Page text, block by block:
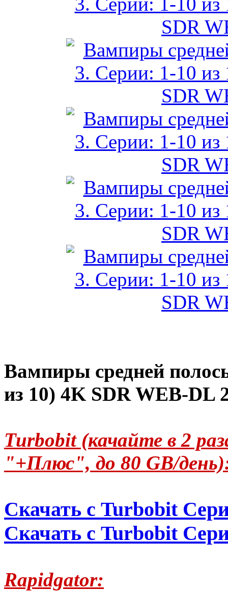
Вампиры средней
из 10) 4K SDR WEB-DL
Turbobit (качайте в 2
"+Плюс", до 80 GB/
Скачать с Turbobit
Скачать с Turbobit
Rapidgator: